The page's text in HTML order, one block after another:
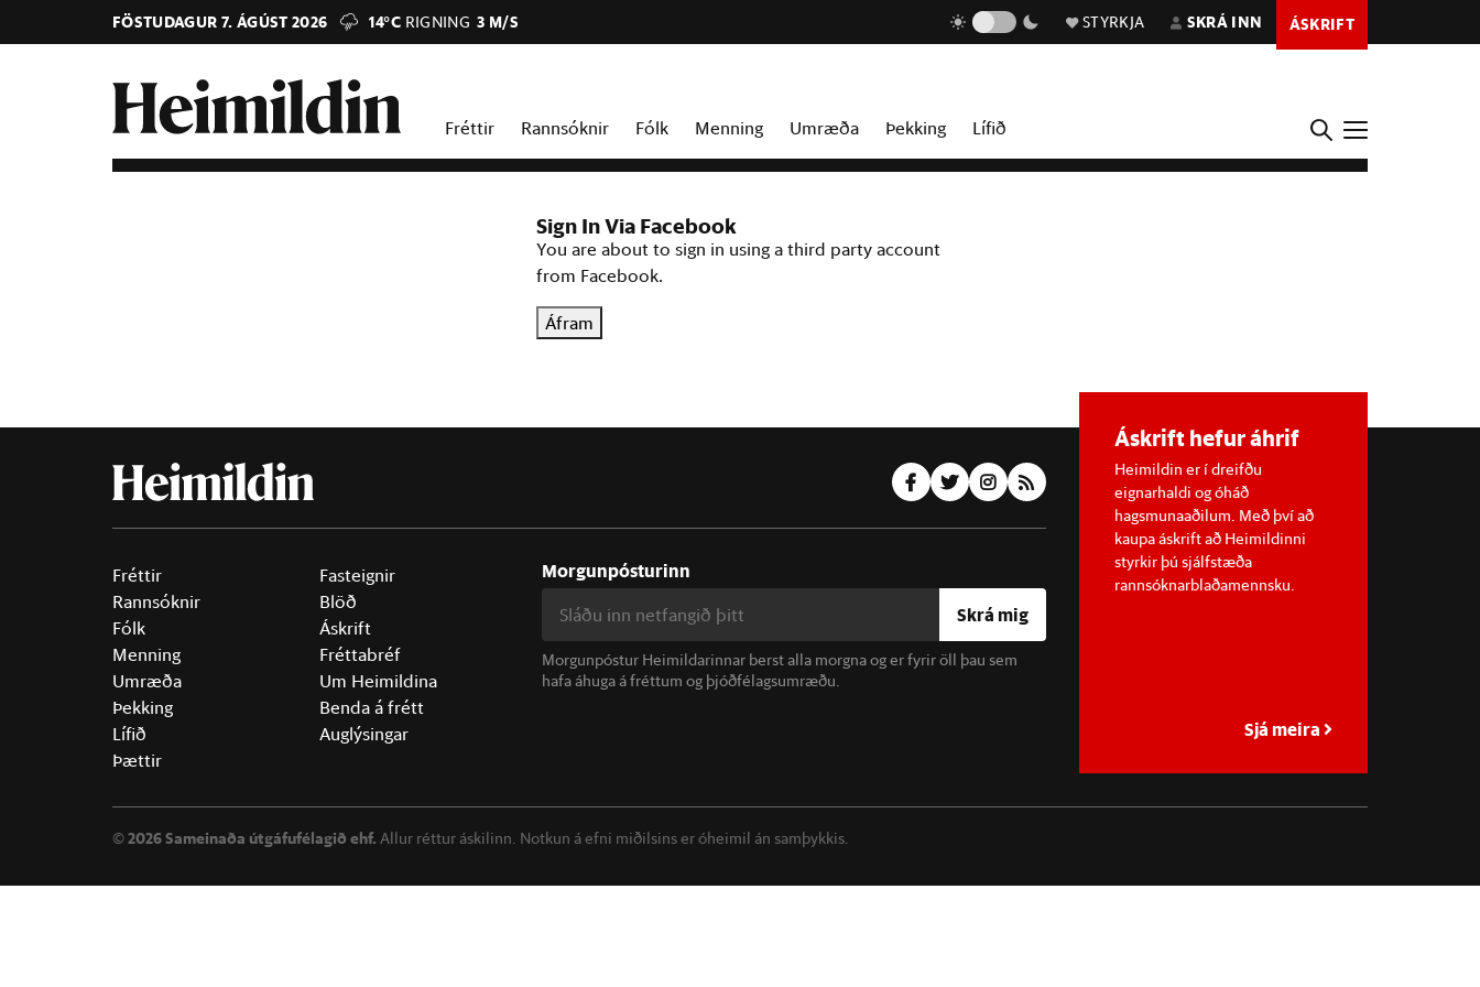
FÖSTUDAGUR 7. ÁGÚST 2026 14°C RIGNING 3 M/S STYRKJA SKRÁ INN ÁSKRIFT
Fréttir Rannsóknir Fólk Menning Umræða Þekking Lífið
Sign In Via Facebook
You are about to sign in using a third party account
from Facebook.
Áfram
Fréttir
Rannsóknir
Fólk
Menning
Umræða
Þekking
Lífið
Þættir
Fasteignir
Blöð
Áskrift
Fréttabréf
Um Heimildina
Benda á frétt
Auglýsingar
Morgunpósturinn
Skrá mig
Morgunpóstur Heimildarinnar berst alla morgna og er fyrir öll þau sem
hafa áhuga á fréttum og þjóðfélagsumræðu.
Áskrift hefur áhrif
Heimildin er í dreifðu
eignarhaldi og óháð
hagsmunaaðilum. Með því að
kaupa áskrift að Heimildinni
styrkir þú sjálfstæða
rannsóknarblaðamennsku.
Sjá meira
©2026 Sameinaða útgáfufélagið ehf. Allur réttur áskilinn. Notkun á efni miðilsins er óheimil án samþykkis.